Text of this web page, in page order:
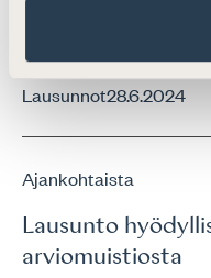
Lausunnot28.6.2024
Ajankohtaista
Lausunto
arviomuistiosta